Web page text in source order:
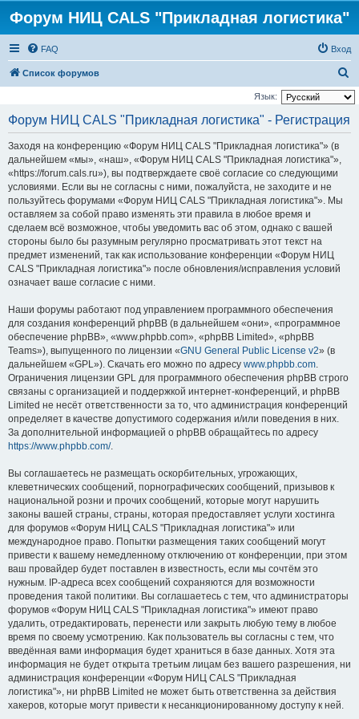
Форум НИЦ CALS "Прикладная логистика"
FAQ Вход
Список форумов
о
Язык:
Форум НИЦ CALS "Прикладная логистика" - Регистрация
Заходя на конференцию «Форум НИЦ CALS "Прикладная логистика"» (в
дальнейшем «мы», «наш», «Форум НИЦ CALS "Прикладная логистика"»,
«https://forum.cals.ru»), вы подтверждаете своё согласие со следующими
условиями. Если вы не согласны с ними, пожалуйста, не заходите и не
пользуйтесь форумами «Форум НИЦ CALS "Прикладная логистика"». Мы
оставляем за собой право изменять эти правила в любое время и
сделаем всё возможное, чтобы уведомить вас об этом, однако с вашей
стороны было бы разумным регулярно просматривать этот текст на
предмет изменений, так как использование конференции «Форум НИЦ
CALS "Прикладная логистика"» после обновления/исправления условий
означает ваше согласие с ними.
Наши форумы работают под управлением программного обеспечения
для создания конференций phpBB (в дальнейшем «они», «программное
обеспечение phpBB», «www.phpbb.com», «phpBB Limited», «phpBB
Teams»), выпущенного по лицензии «GNU General Public License v2» (в
дальнейшем «GPL»). Скачать его можно по адресу www.phpbb.com.
Ограничения лицензии GPL для программного обеспечения phpBB строго
связаны с организацией и поддержкой интернет-конференций, и phpBB
Limited не несёт ответственности за то, что администрация конференций
определяет в качестве допустимого содержания и/или поведения в них.
За дополнительной информацией о phpBB обращайтесь по адресу
https://www.phpbb.com/.
Вы соглашаетесь не размещать оскорбительных, угрожающих,
клеветнических сообщений, порнографических сообщений, призывов к
национальной розни и прочих сообщений, которые могут нарушить
законы вашей страны, страны, которая предоставляет услуги хостинга
для форумов «Форум НИЦ CALS "Прикладная логистика"» или
международное право. Попытки размещения таких сообщений могут
привести к вашему немедленному отключению от конференции, при этом
ваш провайдер будет поставлен в известность, если мы сочтём это
нужным. IP-адреса всех сообщений сохраняются для возможности
проведения такой политики. Вы соглашаетесь с тем, что администраторы
форумов «Форум НИЦ CALS "Прикладная логистика"» имеют право
удалить, отредактировать, перенести или закрыть любую тему в любое
время по своему усмотрению. Как пользователь вы согласны с тем, что
введённая вами информация будет храниться в базе данных. Хотя эта
информация не будет открыта третьим лицам без вашего разрешения, ни
администрация конференции «Форум НИЦ CALS "Прикладная
логистика"», ни phpBB Limited не может быть ответственна за действия
хакеров, которые могут привести к несанкционированному доступу к ней.